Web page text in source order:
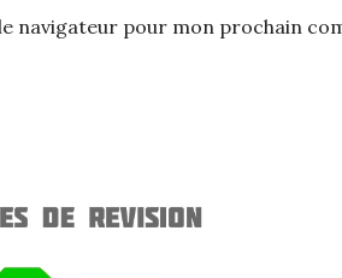
navigateur pour mon prochain